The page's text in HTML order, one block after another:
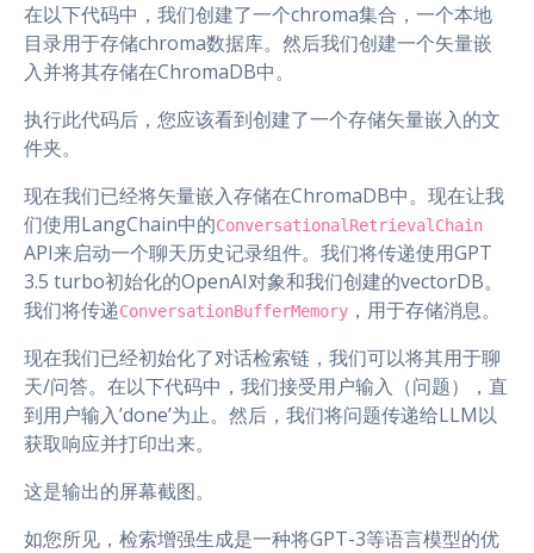
在以下代码中，我们创建了一个chroma集合，一个本地
目录用于存储chroma数据库。然后我们创建一个矢量嵌
入并将其存储在ChromaDB中。
执行此代码后，您应该看到创建了一个存储矢量嵌入的文
件夹。
现在我们已经将矢量嵌入存储在ChromaDB中。现在让我
们使用LangChain中的ConversationalRetrievalChain
API来启动一个聊天历史记录组件。我们将传递使用GPT
3.5 turbo初始化的OpenAI对象和我们创建的vectorDB。
我们将传递ConversationBufferMemory ，用于存储消息。
现在我们已经初始化了对话检索链，我们可以将其用于聊
天/问答。在以下代码中，我们接受用户输入（问题），直
到用户输入’done’为止。然后，我们将问题传递给LLM以
获取响应并打印出来。
这是输出的屏幕截图。
如您所见，检索增强生成是一种将GPT-3等语言模型的优